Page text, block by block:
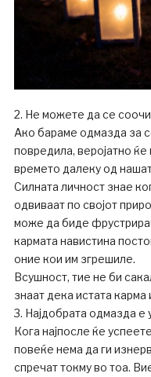
2. Не можете да се
Ако бараме одмазда за
повредила, веројатно
времето далеку од
Силната личност знае
одвиваат по својот
може да биде
кармата навистина
оние кои им згрешиле.
Всушност, тие не би
знаат дека истата карма
3. Најдобрата одмазда е
Кога најпосле ќе
повеќе нема да ги
спречат токму во тоа.